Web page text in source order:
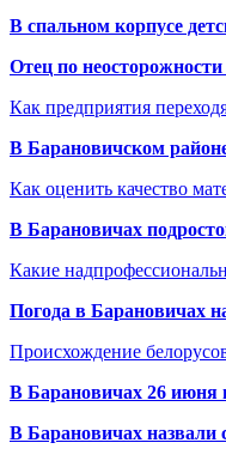
В спальном корпусе
Отец по
Как предприятия
В Барановичском
Как оценить качество
В Барановичах
Какие
Погода в Барановичах
Происхождение
В Барановичах 26 июня
В Барановичах